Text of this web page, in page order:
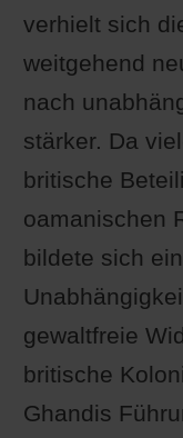
verhielt sich
weitgehend
nach
stärker. Da
britische
oamanischen
bildete sich
gewaltfreie
britische
Ghandis